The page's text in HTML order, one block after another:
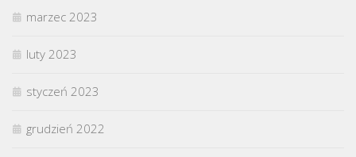
marzec 2023
luty 2023
styczeń 2023
grudzień 2022